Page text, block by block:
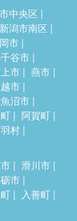
中央区
新潟市南区
市
谷市
市
燕市
越市
沼市
阿賀町
村
滑川市
市
入善町